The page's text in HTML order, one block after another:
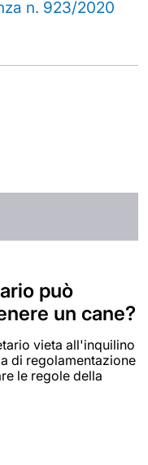
n. 923/2020
può
un cane?
vieta all'inquilino
di regolamentazione
le regole della